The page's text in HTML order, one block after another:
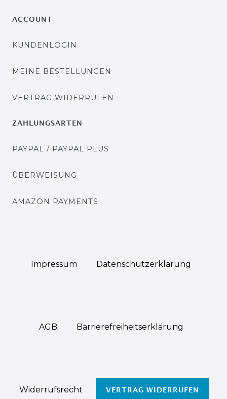
ACCOUNT
KUNDENLOGIN
MEINE BESTELLUNGEN
VERTRAG WIDERRUFEN
ZAHLUNGSARTEN
PAYPAL / PAYPAL PLUS
ÜBERWEISUNG
AMAZON PAYMENTS
Impressum Daten­schutz­erklärung
AGB Barrierefreiheitserklärung
Widerrufs­recht VERTRAG WIDERRUFEN